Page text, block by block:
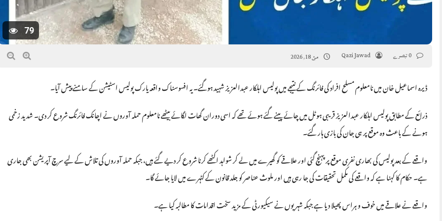
79
Qazi Jawad مئ 18, 2026
ڈیرہ اسماعیل خان میں نامعلوم مسلح افراد کی فائرنگ کے نتیجے میں پولیس اہلکار عبدالعزیز شہید ہوگئے۔ یہ افسوسناک واقعہ یارک پولیس اسٹیشن کے سامنے پیش آیا۔
ذرائع کے مطابق پولیس اہلکار عبدالعزیز قریبی ہوٹل میں چائے پینے گئے ہوئے تھے کہ اسی دوران گھات لگائے بیٹھے نامعلوم حملہ آوروں نے اچانک فائرنگ شروع کر دی۔ شدید زخمی
ہونے کے باعث وہ موقع پر ہی جان کی بازی ہار گئے۔
واقعے کے بعد پولیس کی بھاری نفری موقع پر پہنچ گئی اور علاقے کو گھیرے میں لے کر شواہد اکٹھے کرنا شروع کر دیے گئے ہیں، جبکہ حملہ آوروں کی تلاش کے لیے سرچ آپریشن بھی جاری
ہے۔ حکام کا کہنا ہے کہ واقعے کی مکمل تحقیقات کی جا رہی ہیں اور ملوث عناصر کو جلد قانون کے کٹہرے میں لایا جائے گا۔
واقعے نے علاقے میں خوف و ہراس پھیلا دیا ہے جبکہ شہریوں نے سیکیورٹی کے مزید سخت اقدامات کا مطالبہ کیا ہے۔